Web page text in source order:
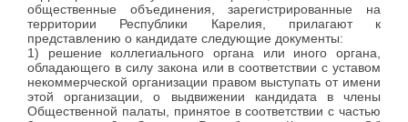
общественные объединения, зарегистрированные на
территории Республики Карелия, прилагают к
представлению о кандидате следующие документы:
1) решение коллегиального органа или иного органа,
обладающего в силу закона или в соответствии с уставом
некоммерческой организации правом выступать от имени
этой организации, о выдвижении кандидата в члены
Общественной палаты, принятое в соответствии с частью